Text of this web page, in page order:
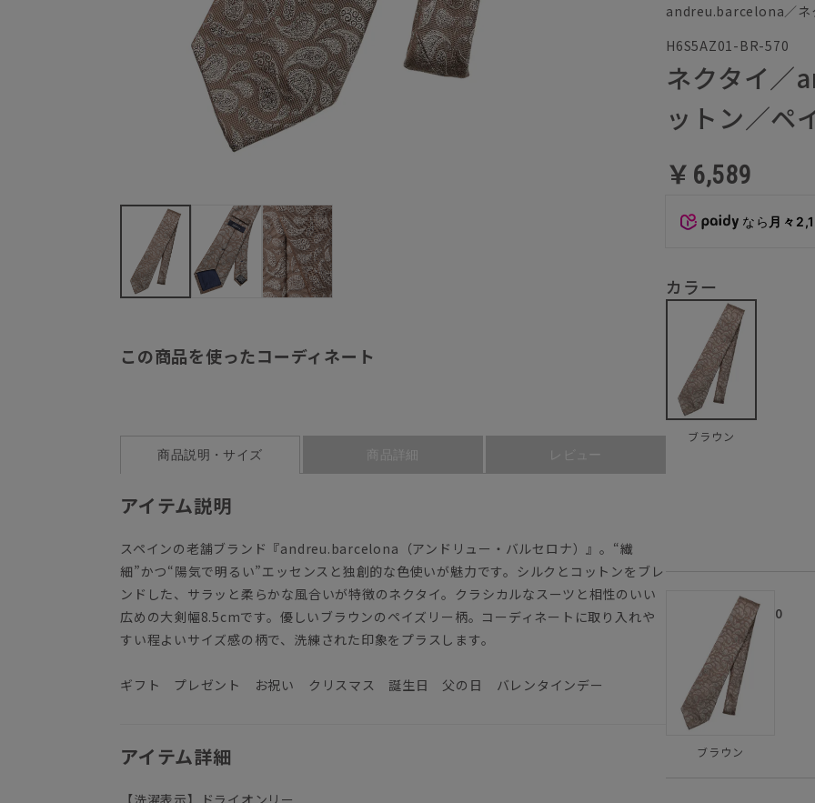
この商品を使ったコーディネート
商品説明・サイズ 商品詳細 レビュー
アイテム説明
スペインの老舗ブランド『andreu.barcelona（アンドリュー・バルセロナ）』。“繊
細”かつ“陽気で明るい”エッセンスと独創的な色使いが魅力です。シルクとコットンをブレ
ンドした、サラッと柔らかな風合いが特徴のネクタイ。クラシカルなスーツと相性のいい
広めの大剣幅8.5cmです。優しいブラウンのペイズリー柄。コーディネートに取り入れや
すい程よいサイズ感の柄で、洗練された印象をプラスします。
ギフト プレゼント お祝い クリスマス 誕生日 父の日 バレンタインデー
アイテム詳細
andreu.barcelona／ネ
H6S5AZ01-BR-570
ネクタイ／
ットン／ペ
￥6,589
なら 月々
カラー
ブラウン
ブラウン
0